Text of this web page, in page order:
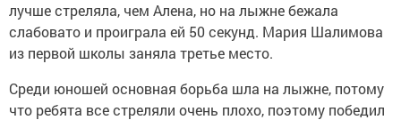
лучше стреляла, чем Алена, но на лыжне бежала
слабовато и проиграла ей 50 секунд. Мария Шалимова
из первой школы заняла третье место.
Среди юношей основная борьба шла на лыжне, потому
что ребята все стреляли очень плохо, поэтому победил